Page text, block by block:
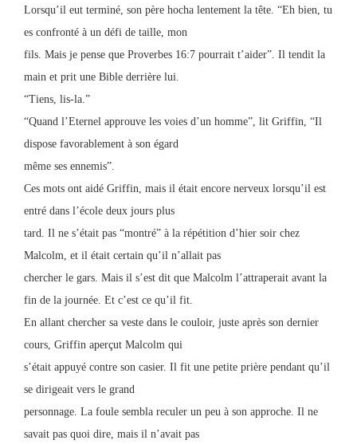
Lorsqu’il eut terminé, son père hocha lentement la tête. “Eh bien, tu
es confronté à un défi de taille, mon
fils. Mais je pense que Proverbes 16:7 pourrait t’aider”. Il tendit la
main et prit une Bible derrière lui.
“Tiens, lis-la.”
“Quand l’Eternel approuve les voies d’un homme”, lit Griffin, “Il
dispose favorablement à son égard
même ses ennemis”.
Ces mots ont aidé Griffin, mais il était encore nerveux lorsqu’il est
entré dans l’école deux jours plus
tard. Il ne s’était pas “montré” à la répétition d’hier soir chez
Malcolm, et il était certain qu’il n’allait pas
chercher le gars. Mais il s’est dit que Malcolm l’attraperait avant la
fin de la journée. Et c’est ce qu’il fit.
En allant chercher sa veste dans le couloir, juste après son dernier
cours, Griffin aperçut Malcolm qui
s’était appuyé contre son casier. Il fit une petite prière pendant qu’il
se dirigeait vers le grand
personnage. La foule sembla reculer un peu à son approche. Il ne
savait pas quoi dire, mais il n’avait pas